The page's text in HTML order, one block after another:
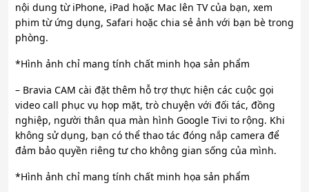
nội dung từ iPhone, iPad hoặc Mac lên TV của bạn, xem
phim từ ứng dụng, Safari hoặc chia sẻ ảnh với bạn bè trong
phòng.
*Hình ảnh chỉ mang tính chất minh họa sản phẩm
– Bravia CAM cài đặt thêm hỗ trợ thực hiện các cuộc gọi
video call phục vụ họp mặt, trò chuyện với đối tác, đồng
nghiệp, người thân qua màn hình Google Tivi to rộng. Khi
không sử dụng, bạn có thể thao tác đóng nắp camera để
đảm bảo quyền riêng tư cho không gian sống của mình.
*Hình ảnh chỉ mang tính chất minh họa sản phẩm